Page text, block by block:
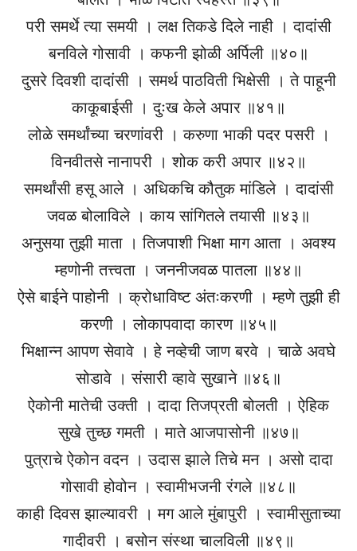
परी समर्थे त्या समयी । लक्ष तिकडे दिले नाही । दादांसी
बनविले गोसावी । कफनी झोळी अर्पिली ॥४०॥
दुसरे दिवशी दादांसी । समर्थ पाठविती भिक्षेसी । ते पाहूनी
काकूबाईसी । दुःख केले अपार ॥४१॥
लोळे समर्थांच्या चरणांवरी । करुणा भाकी पदर पसरी ।
विनवीतसे नानापरी । शोक करी अपार ॥४२॥
समर्थांसी हसू आले । अधिकचि कौतुक मांडिले । दादांसी
जवळ बोलाविले । काय सांगितले तयासी ॥४३॥
अनुसया तुझी माता । तिजपाशी भिक्षा माग आता । अवश्य
म्हणोनी तत्त्वता । जननीजवळ पातला ॥४४॥
ऐसे बाईने पाहोनी । क्रोधाविष्ट अंतःकरणी । म्हणे तुझी ही
करणी । लोकापवादा कारण ॥४५॥
भिक्षान्न आपण सेवावे । हे नव्हेची जाण बरवे । चाळे अवघे
सोडावे । संसारी व्हावे सुखाने ॥४६॥
ऐकोनी मातेची उक्ती । दादा तिजप्रती बोलती । ऐहिक
सुखे तुच्छ गमती । माते आजपासोनी ॥४७॥
पुत्राचे ऐकोन वदन । उदास झाले तिचे मन । असो दादा
गोसावी होवोन । स्वामीभजनी रंगले ॥४८॥
काही दिवस झाल्यावरी । मग आले मुंबापुरी । स्वामीसुताच्या
गादीवरी । बसोन संस्था चालविली ॥४९॥